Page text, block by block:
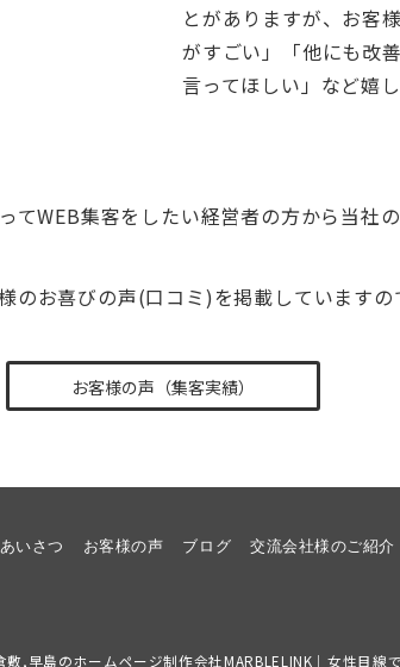
とがありますが、お客
がすごい」「他にも改
言ってほしい」など嬉
WEB集客をしたい経営者の方から当社
のお喜びの声(口コミ)を掲載していますの
お客様の声（集客実績）
いさつ お客様の声 ブログ 交流会社様のご紹介
敷,早島のホームページ制作会社MARBLELINK｜女性目線